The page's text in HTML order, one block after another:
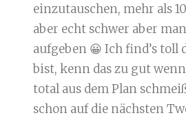
einzutauschen, mehr als
aber echt schwer aber
aufgeben 😀 Ich find’s toll
bist, kenn das zu gut
total aus dem Plan
schon auf die nächsten